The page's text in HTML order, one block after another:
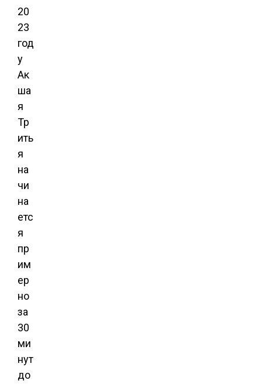
20
23
год
у
Ак
ша
я
Тр
ить
я
на
чи
на
етс
я
пр
им
ер
но
за
30
ми
нут
до